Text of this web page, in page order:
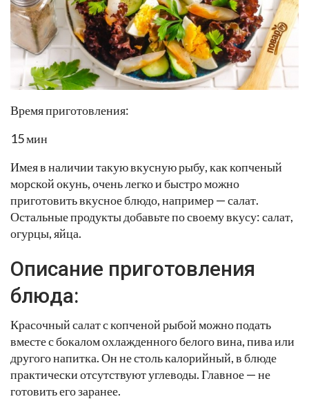
Время приготовления:
15 мин
Имея в наличии такую вкусную рыбу, как копченый
морской окунь, очень легко и быстро можно
приготовить вкусное блюдо, например — салат.
Остальные продукты добавьте по своему вкусу: салат,
огурцы, яйца.
Описание приготовления
блюда:
Красочный салат с копченой рыбой можно подать
вместе с бокалом охлажденного белого вина, пива или
другого напитка. Он не столь калорийный, в блюде
практически отсутствуют углеводы. Главное — не
готовить его заранее.